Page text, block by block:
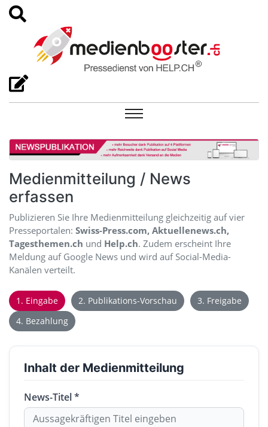
Medienmitteilung / News
erfassen
Publizieren Sie Ihre Medienmitteilung gleichzeitig auf vier
Presseportalen: Swiss-Press.com, Aktuellenews.ch,
Tagesthemen.ch und Help.ch. Zudem erscheint Ihre
Meldung auf Google News und wird auf Social-Media-
Kanälen verteilt.
1. Eingabe 2. Publikations-Vorschau
3. Freigabe
4. Bezahlung
Inhalt der Medienmitteilung
News-Titel *